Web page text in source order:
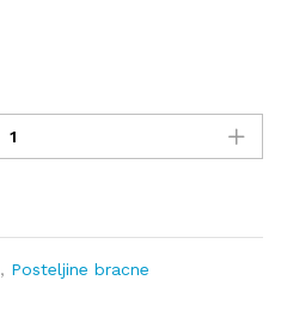
, Posteljine bracne